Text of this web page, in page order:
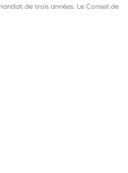
de trois années. Le Conseil de